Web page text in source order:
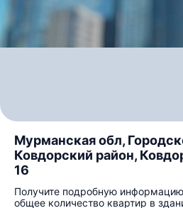
Мурманская обл,
Ковдорский район,
16
Получите подробную
общее количество квартир в